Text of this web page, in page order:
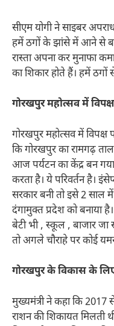
सीएम योगी ने साइबर
हमें ठगों के झांसे में आने से
रास्ता अपना कर मुनाफा
का शिकार होते हैं। हमें ठगों
गोरखपुर महोत्सव में
गोरखपुर महोत्सव में विपक्ष
कि गोरखपुर का रामगढ़
आज पर्यटन का केंद्र बन
करता है। ये परिवर्तन है।
सरकार बनी तो इसे 2 साल
दंगामुक्त प्रदेश को बनाया
बेटी भी , स्कूल , बाजार
तो अगले चौराहे पर कोई
गोरखपुर के विकास के
मुख्यमंत्री ने कहा कि
राशन की शिकायत मिलती